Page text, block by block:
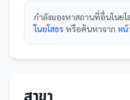
กำลังมองหาสถานที่อื่นในยโ
ในยโสธร หรือค้นหาจาก หน้